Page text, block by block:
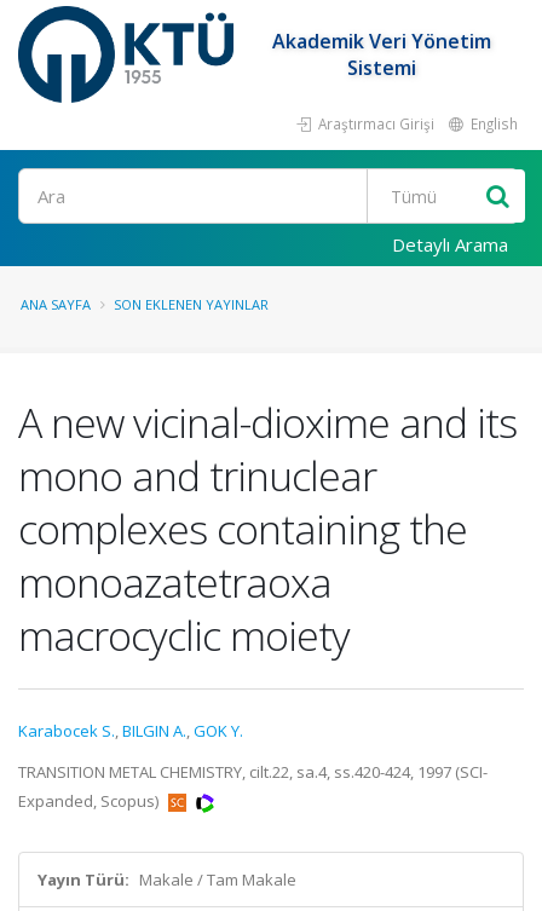
Akademik Veri Yönetim
Sistemi
Araştırmacı Girişi English
Ara
Detaylı Arama
ANA SAYFA SON EKLENEN YAYINLAR
A new vicinal-dioxime and its
mono and trinuclear
complexes containing the
monoazatetraoxa
macrocyclic moiety
Karabocek S.,BILGIN A.,GOK Y.
TRANSITION METAL CHEMISTRY, cilt.22, sa.4, ss.420-424, 1997 (SCI-
Expanded, Scopus)
Yayın Türü: Makale / Tam Makale